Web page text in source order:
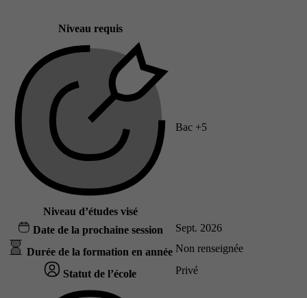
Niveau requis
Niveau d’études visé
Bac +5
Date de la prochaine session Sept. 2026
Durée de la formation en année Non renseignée
Statut de l’école Privé